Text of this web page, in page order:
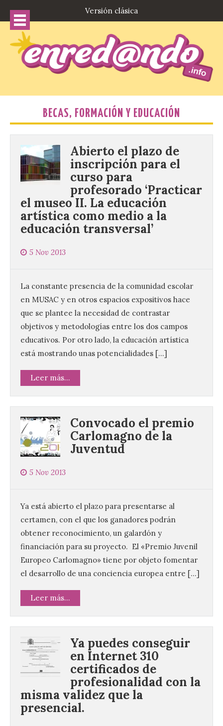
Versión clásica
BECAS, FORMACIÓN Y EDUCACIÓN
Abierto el plazo de
inscripción para el
curso para
profesorado ‘Practicar
el museo II. La educación
artística como medio a la
educación transversal’
5 Nov 2013
La constante presencia de la comunidad escolar
en MUSAC y en otros espacios expositivos hace
que se plantee la necesidad de contrastar
objetivos y metodologías entre los dos campos
educativos. Por otro lado, la educación artística
está mostrando unas potencialidades […]
Leer más...
Convocado el premio
Carlomagno de la
Juventud
5 Nov 2013
Ya está abierto el plazo para presentarse al
certamen, con el que los ganadores podrán
obtener reconocimiento, un galardón y
financiación para su proyecto. El «Premio Juvenil
Europeo Carlomagno» tiene por objeto fomentar
el desarrollo de una conciencia europea entre […]
Leer más...
Ya puedes conseguir
en Internet 310
certificados de
profesionalidad con la
misma validez que la
presencial.